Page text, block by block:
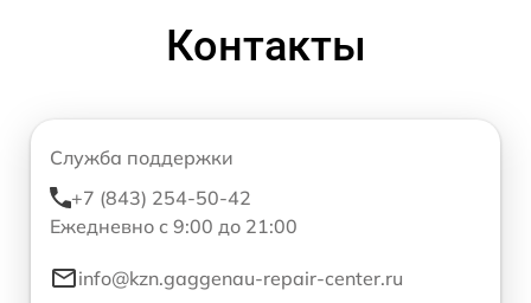
Контакты
Служба поддержки
+7 (843) 254-50-42
Ежедневно с 9:00 до 21:00
info@kzn.gaggenau-repair-center.ru